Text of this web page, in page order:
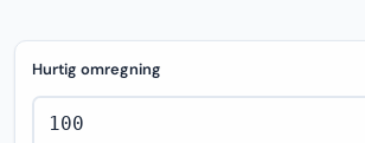
Hurtig omregning